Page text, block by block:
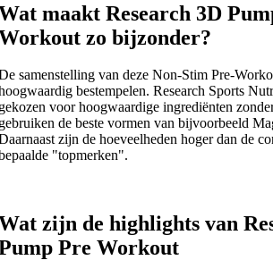
maakt Research 3D
zo bijzonder?
samenstelling van deze Non-Stim Pre-
bestempelen. Research Sports
voor hoogwaardige ingrediënten
de beste vormen van bijvoorbeeld
zijn de hoeveelheden hoger dan de
"topmerken".
zijn de highlights van
Pre Workout